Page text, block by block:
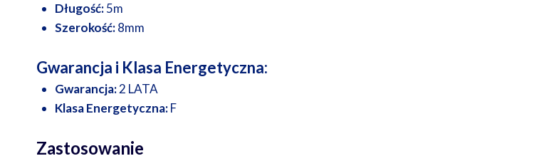
Długość:5m
Szerokość:8mm
Gwarancja i Klasa Energetyczna:
Gwarancja:2 LATA
Klasa Energetyczna:F
Zastosowanie